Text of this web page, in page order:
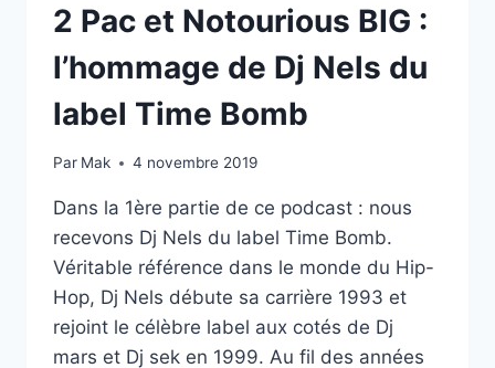
2 Pac et Notourious BIG :
l’hommage de Dj Nels du
label Time Bomb
Par Mak 4 novembre 2019
Dans la 1ère partie de ce podcast : nous
recevons Dj Nels du label Time Bomb.
Véritable référence dans le monde du Hip-
Hop, Dj Nels débute sa carrière 1993 et
rejoint le célèbre label aux cotés de Dj
mars et Dj sek en 1999. Au fil des années